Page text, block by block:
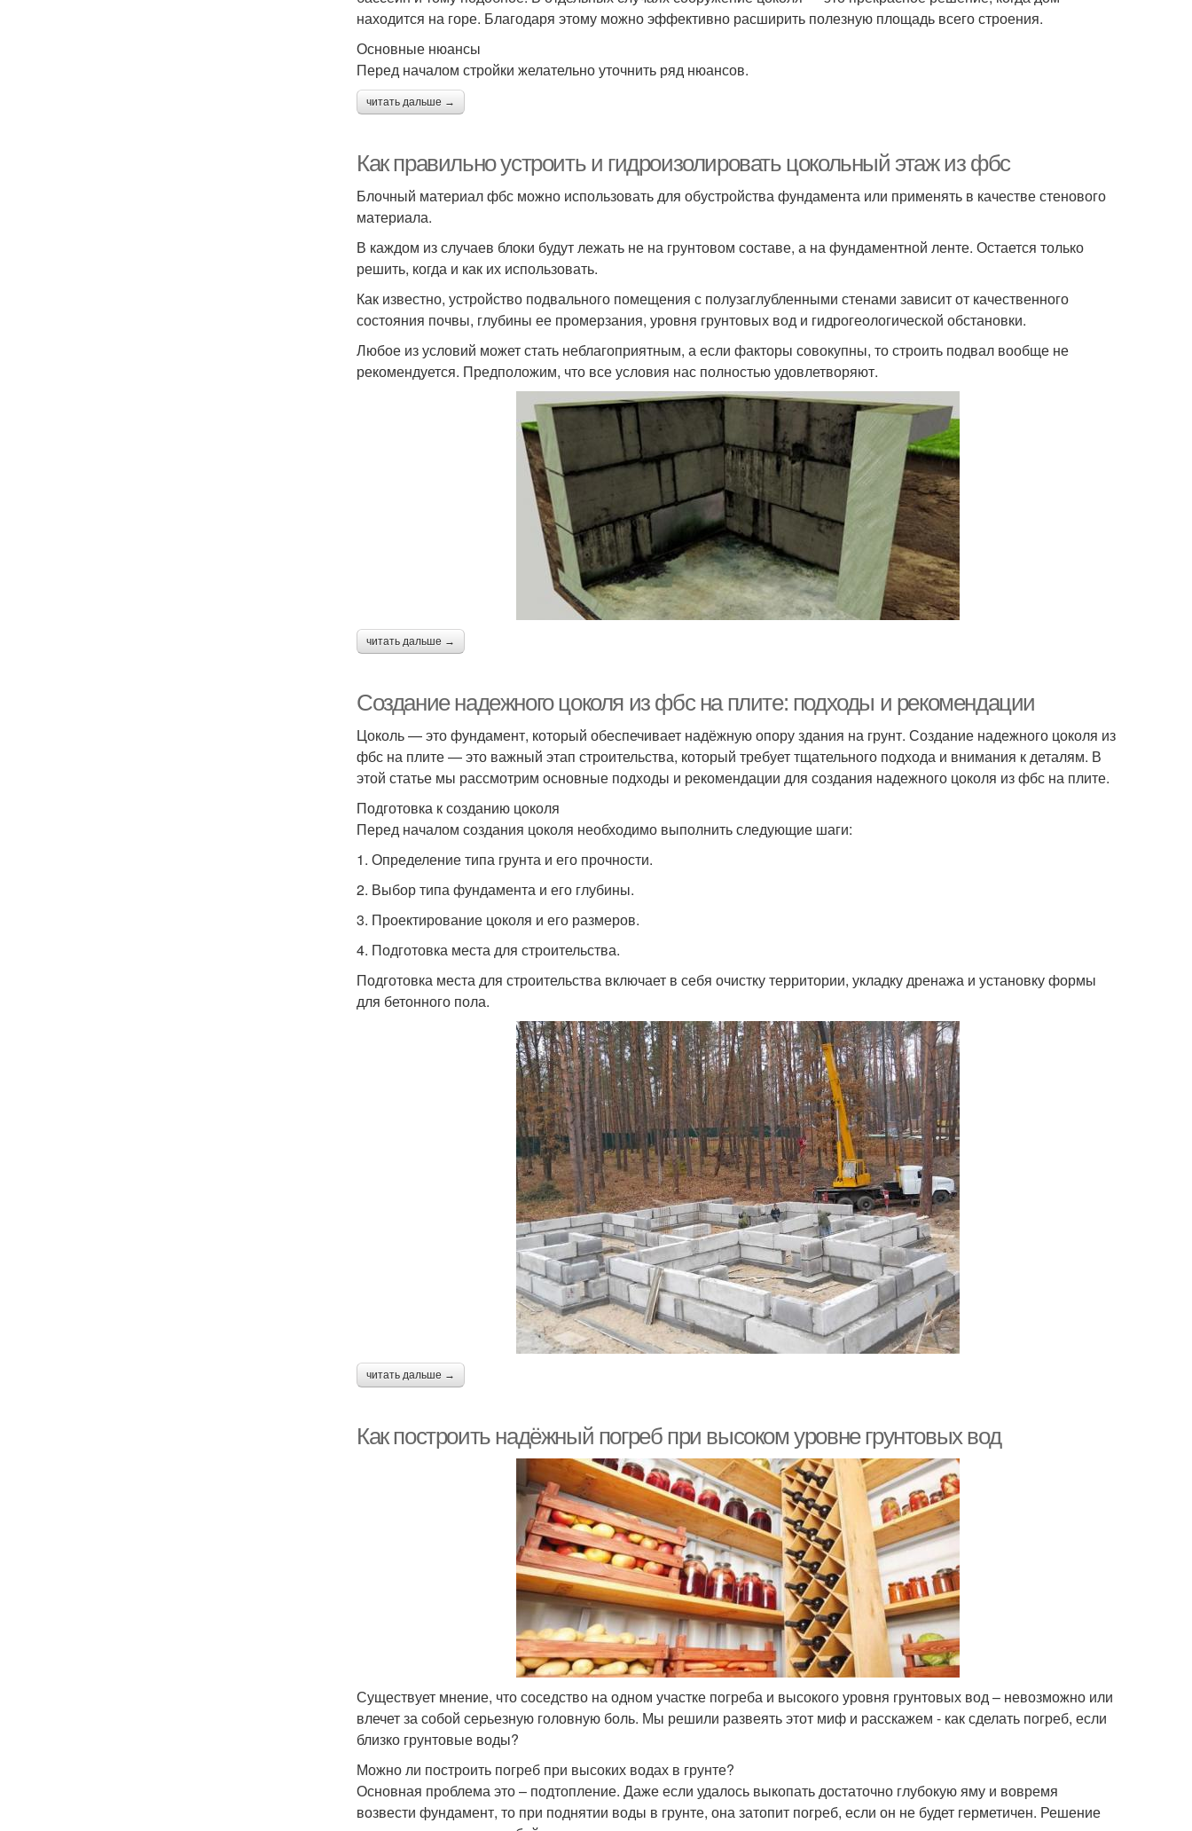
находится на горе. Благодаря этому можно эффективно расширить полезную площадь всего строения.
Основные нюансы
Перед началом стройки желательно уточнить ряд нюансов.
читать дальше →
Как правильно устроить и гидроизолировать цокольный этаж из фбс
Блочный материал фбс можно использовать для обустройства фундамента или применять в качестве стенового
материала.
В каждом из случаев блоки будут лежать не на грунтовом составе, а на фундаментной ленте. Остается только
решить, когда и как их использовать.
Как известно, устройство подвального помещения с полузаглубленными стенами зависит от качественного
состояния почвы, глубины ее промерзания, уровня грунтовых вод и гидрогеологической обстановки.
Любое из условий может стать неблагоприятным, а если факторы совокупны, то строить подвал вообще не
рекомендуется. Предположим, что все условия нас полностью удовлетворяют.
читать дальше →
Создание надежного цоколя из фбс на плите: подходы и рекомендации
Цоколь — это фундамент, который обеспечивает надёжную опору здания на грунт. Создание надежного цоколя из
фбс на плите — это важный этап строительства, который требует тщательного подхода и внимания к деталям. В
этой статье мы рассмотрим основные подходы и рекомендации для создания надежного цоколя из фбс на плите.
Подготовка к созданию цоколя
Перед началом создания цоколя необходимо выполнить следующие шаги:
1. Определение типа грунта и его прочности.
2. Выбор типа фундамента и его глубины.
3. Проектирование цоколя и его размеров.
4. Подготовка места для строительства.
Подготовка места для строительства включает в себя очистку территории, укладку дренажа и установку формы
для бетонного пола.
читать дальше →
Как построить надёжный погреб при высоком уровне грунтовых вод
Существует мнение, что соседство на одном участке погреба и высокого уровня грунтовых вод – невозможно или
влечет за собой серьезную головную боль. Мы решили развеять этот миф и расскажем - как сделать погреб, если
близко грунтовые воды?
Можно ли построить погреб при высоких водах в грунте?
Основная проблема это – подтопление. Даже если удалось выкопать достаточно глубокую яму и вовремя
возвести фундамент, то при поднятии воды в грунте, она затопит погреб, если он не будет герметичен. Решение